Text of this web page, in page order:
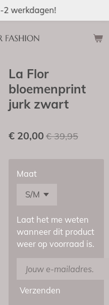
2 werkdagen!
La Flor
bloemenprint
jurk zwart
€ 20,00 € 39,95
Maat
Laat het me weten
wanneer dit product
weer op voorraad is.
Verzenden